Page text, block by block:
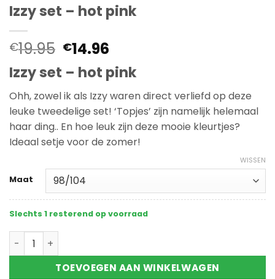
Izzy set – hot pink
€19.95 Oorspronkelijke
prijs
was:
€19.95.
€14.96
prijs
is:
€14.96.
Izzy set – hot pink
Ohh, zowel ik als Izzy waren direct verliefd op deze
leuke tweedelige set! ‘Topjes’ zijn namelijk helemaal
haar ding.. En hoe leuk zijn deze mooie kleurtjes?
Ideaal setje voor de zomer!
Maat
WISSEN
Slechts 1 resterend op voorraad
Izzy set - hot pink aantal
TOEVOEGEN AAN WINKELWAGEN